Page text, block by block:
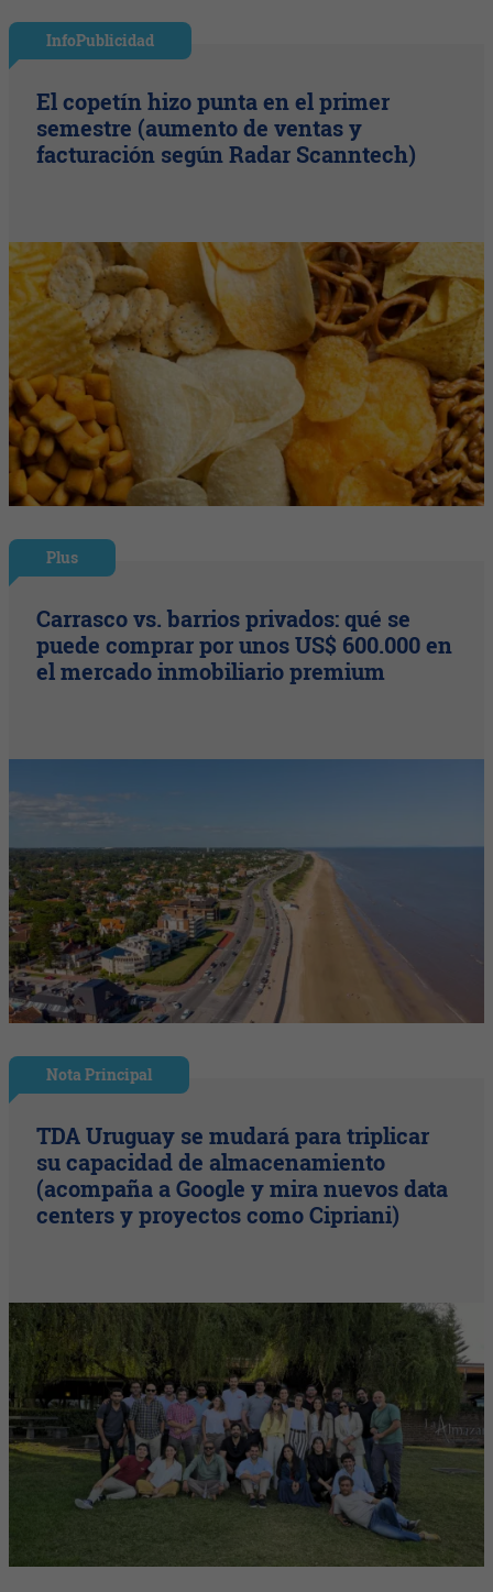
InfoPublicidad
El copetín hizo punta en el primer
semestre (aumento de ventas y
facturación según Radar Scanntech)
Plus
Carrasco vs. barrios privados: qué se
puede comprar por unos US$ 600.000 en
el mercado inmobiliario premium
Nota Principal
TDA Uruguay se mudará para triplicar
su capacidad de almacenamiento
(acompaña a Google y mira nuevos data
centers y proyectos como Cipriani)